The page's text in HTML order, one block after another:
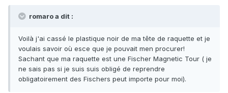
romaro a dit :
Voilà j'ai cassé le plastique noir de ma tête de raquette et je
voulais savoir où esce que je pouvait men procurer!
Sachant que ma raquette est une Fischer Magnetic Tour ( je
ne sais pas si je suis suis obligé de reprendre
obligatoirement des Fischers peut importe pour moi).